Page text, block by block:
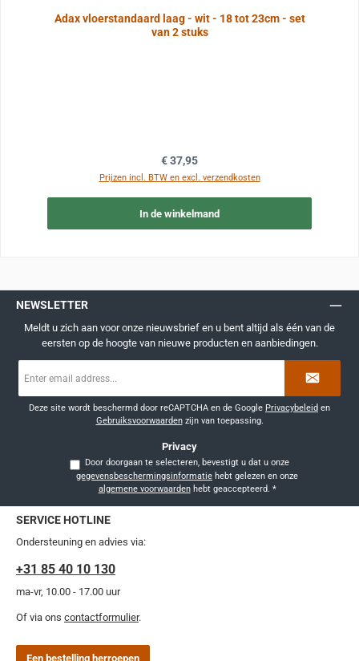
Adax vloerstandaard laag - wit - 18 tot 23cm - set
van 2 stuks
Normale prijs:
€ 37,95
Prijzen incl. BTW en excl. verzendkosten
In de winkelmand
NEWSLETTER
Meldt u zich aan voor onze nieuwsbrief en u bent altijd als één van de
eersten op de hoogte van nieuwe producten en aanbiedingen.
mailadres
Deze site wordt beschermd door reCAPTCHA en de Google Privacybeleid en
Gebruiksvoorwaardenzijn van toepassing.
Privacy
Door doorgaan te selecteren, bevestigt u dat u onze
gegevensbeschermingsinformatie
algemene voorwaardenhebt geaccepteerd. *
SERVICE HOTLINE
Ondersteuning en advies via:
+31 85 40 10 130
ma-vr, 10.00 - 17.00 uur
Of via ons contactformulier.
Een bestelling herroepen